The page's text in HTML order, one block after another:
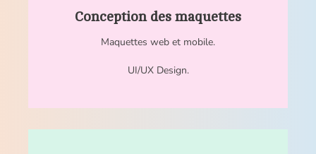
Conception des maquettes
Maquettes web et mobile.
UI/UX Design.